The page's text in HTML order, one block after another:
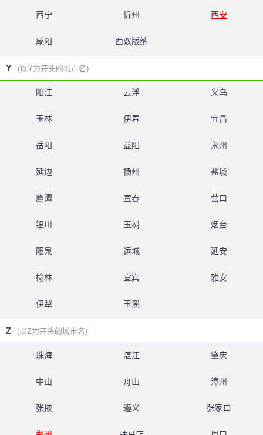
西宁 忻州 西安
咸阳 西双版纳
Y (以Y为开头的城市名)
阳江 云浮 义乌
玉林 伊春 宜昌
岳阳 益阳 永州
延边 扬州 盐城
鹰潭 宜春 营口
银川 玉树 烟台
阳泉 运城 延安
榆林 宜宾 雅安
伊犁 玉溪
Z (以Z为开头的城市名)
珠海 湛江 肇庆
中山 舟山 漳州
张掖 遵义 张家口